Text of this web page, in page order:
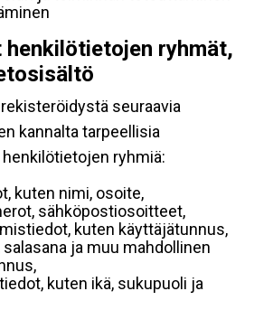
ryhmät,
seuraavia
kannalta tarpeellisia
ryhmiä:
kuten nimi, osoite,
sähköpostiosoitteet,
kuten käyttäjätunnus,
ja muu mahdollinen
kuten ikä, sukupuoli ja